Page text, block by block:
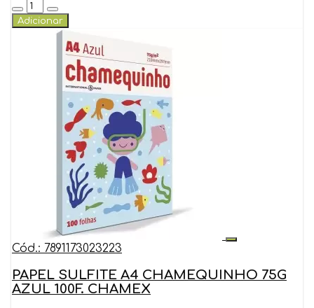
Adicionar
Cód.: 7891173023223
PAPEL SULFITE A4 CHAMEQUINHO 75G
AZUL 100F. CHAMEX